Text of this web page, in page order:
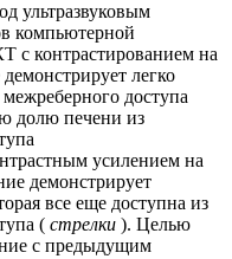
ультразвуковым
компьютерной
с контрастированием на
легко
доступа
долю печени из
усилением на
демонстрирует
все еще доступна из
( стрелки ). Целью
с предыдущим